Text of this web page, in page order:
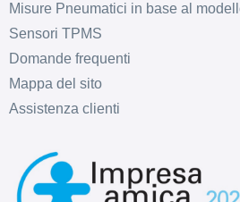
Misure Pneumatici in base al
Sensori TPMS
Domande frequenti
Mappa del sito
Assistenza clienti